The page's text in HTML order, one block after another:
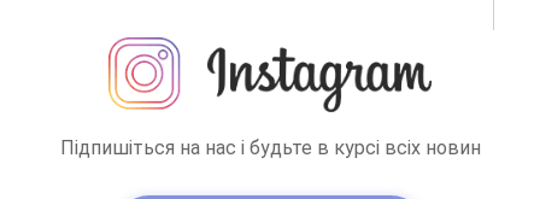
Підпишіться на нас і будьте в курсі всіх новин